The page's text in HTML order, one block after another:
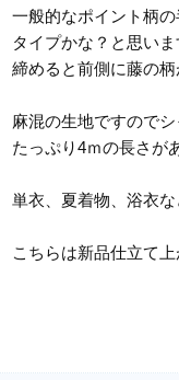
一般的なポイント柄
タイプかな？と思いま
締めると前側に藤の柄
麻混の生地ですのでシ
たっぷり4ｍの長さが
単衣、夏着物、浴衣な
こちらは新品仕立て上